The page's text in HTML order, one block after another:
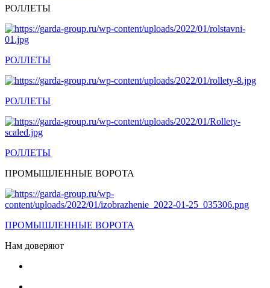
РОЛЛЕТЫ
РОЛЛЕТЫ
РОЛЛЕТЫ
РОЛЛЕТЫ
ПРОМЫШЛЕННЫЕ ВОРОТА
ПРОМЫШЛЕННЫЕ ВОРОТА
Нам доверяют